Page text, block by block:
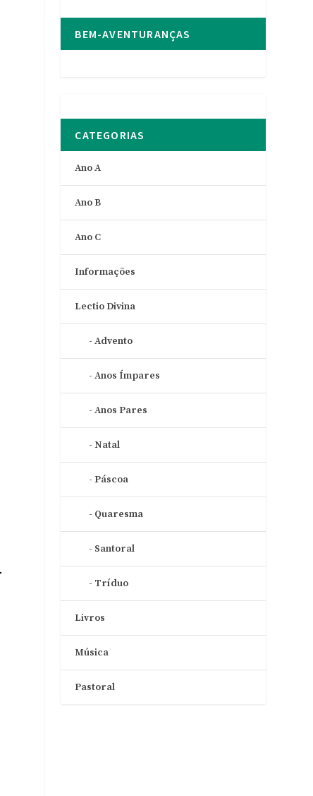
BEM-AVENTURANÇAS
CATEGORIAS
Ano A
Ano B
Ano C
Informações
Lectio Divina
Advento
Anos Ímpares
Anos Pares
Natal
Páscoa
Quaresma
Santoral
Tríduo
Livros
Música
Pastoral